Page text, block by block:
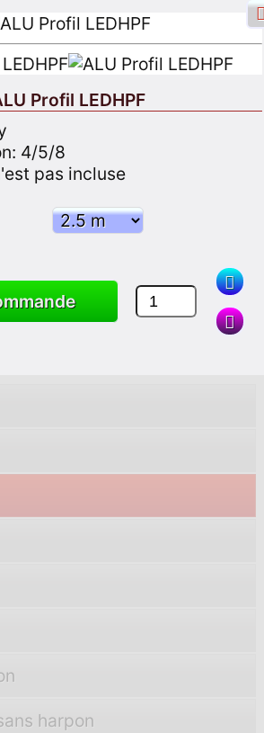
harpon
Profil LEDHPF
4/5/8
pas incluse